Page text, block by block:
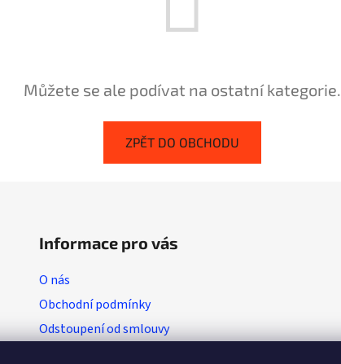
Můžete se ale podívat na ostatní kategorie.
ZPĚT DO OBCHODU
Informace pro vás
O nás
Obchodní podmínky
Odstoupení od smlouvy